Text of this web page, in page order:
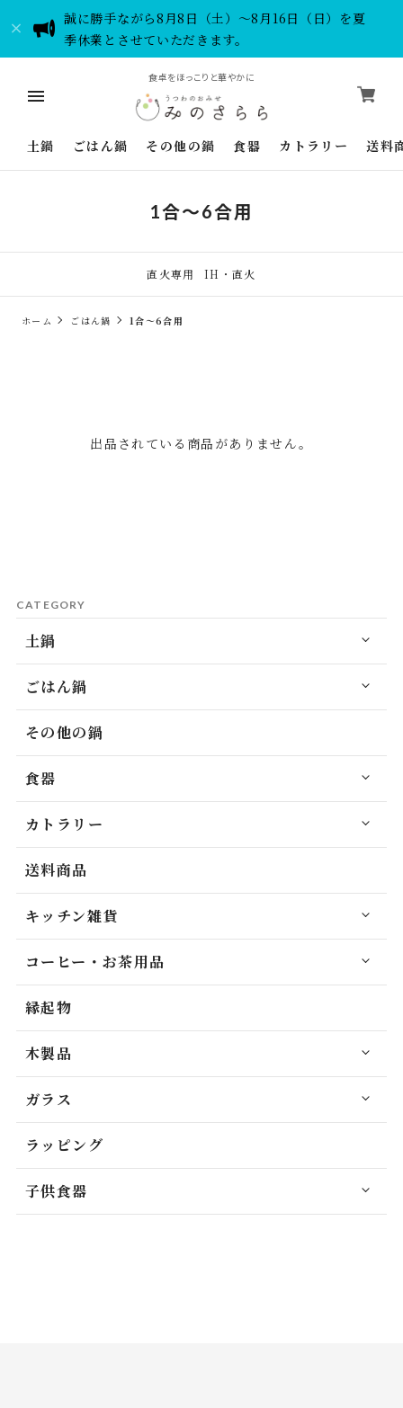
誠に勝手ながら8月8日（土）～8月16日（日）を夏
季休業とさせていただきます。
食卓をほっこりと華やかに
土鍋 ごはん鍋 その他の鍋 食器 カトラリー 送料
1合～6合用
直火専用 IH・直火
ホーム ごはん鍋 1合～6合用
出品されている商品がありません。
CATEGORY
土鍋
ごはん鍋
その他の鍋
食器
カトラリー
送料商品
キッチン雑貨
コーヒー・お茶用品
縁起物
木製品
ガラス
ラッピング
子供食器